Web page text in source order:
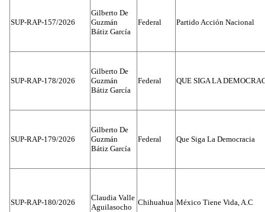
SUP-RAP-157/2026
Gilberto De
Guzmán
Bátiz García
Federal Partido Acción Nacional
SUP-RAP-178/2026
Gilberto De
Guzmán
Bátiz García
Federal QUE SIGA LA
SUP-RAP-179/2026
Gilberto De
Guzmán
Bátiz García
Federal Que Siga La Democracia
SUP-RAP-180/2026
Claudia Valle
Aguilasocho
Chihuahua México Tiene Vida, A.C